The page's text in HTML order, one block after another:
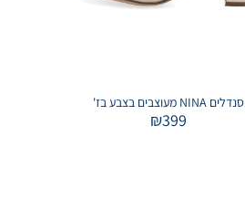
סנדלים NINA מעוצבים בצבע בז'
₪399